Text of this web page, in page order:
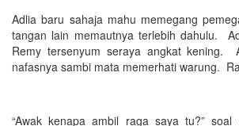
Adlia baru sahaja mahu memegang
tangan lain memautnya terlebih dahulu.
Remy tersenyum seraya angkat kening.
nafasnya sambi mata memerhati warung.
“Awak kenapa ambil raga saya tu?”